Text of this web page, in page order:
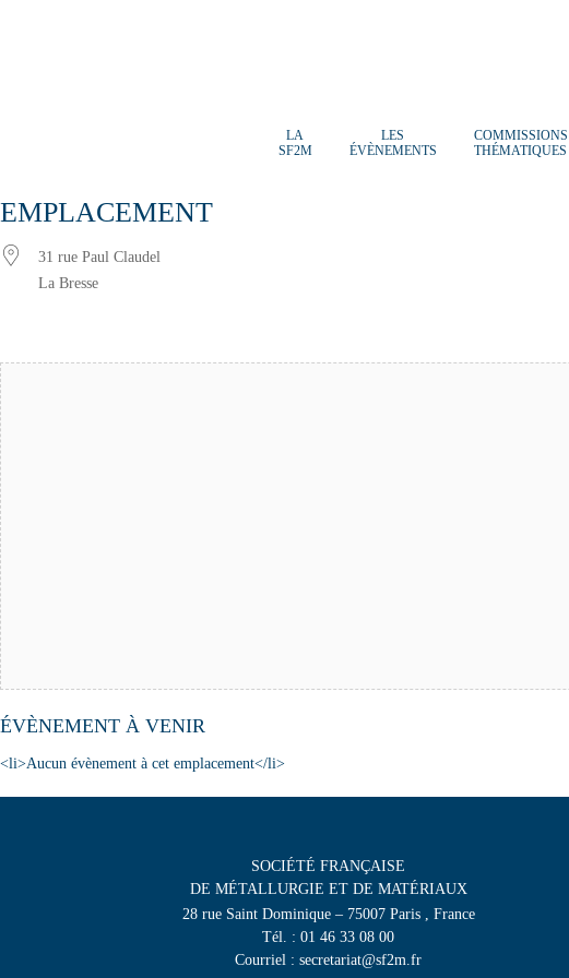
LA
SF2M
LES
ÉVÈNEMENTS
COMMISSIONS
THÉMATIQUES
EMPLACEMENT
31 rue Paul Claudel
La Bresse
ÉVÈNEMENT À VENIR
<li>Aucun évènement à cet emplacement</li>
SOCIÉTÉ FRANÇAISE
DE MÉTALLURGIE ET DE MATÉRIAUX
28 rue Saint Dominique – 75007 Paris , France
Tél. : 01 46 33 08 00
Courriel : secretariat@sf2m.fr